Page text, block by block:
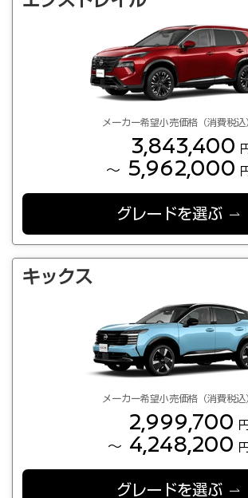
メーカー希望小売価格（消費税込
3,843,400
～ 5,962,000
グレードを選ぶ
キックス
メーカー希望小売価格（消費税込
2,999,700 円
～ 4,248,200 円
グレードを選ぶ